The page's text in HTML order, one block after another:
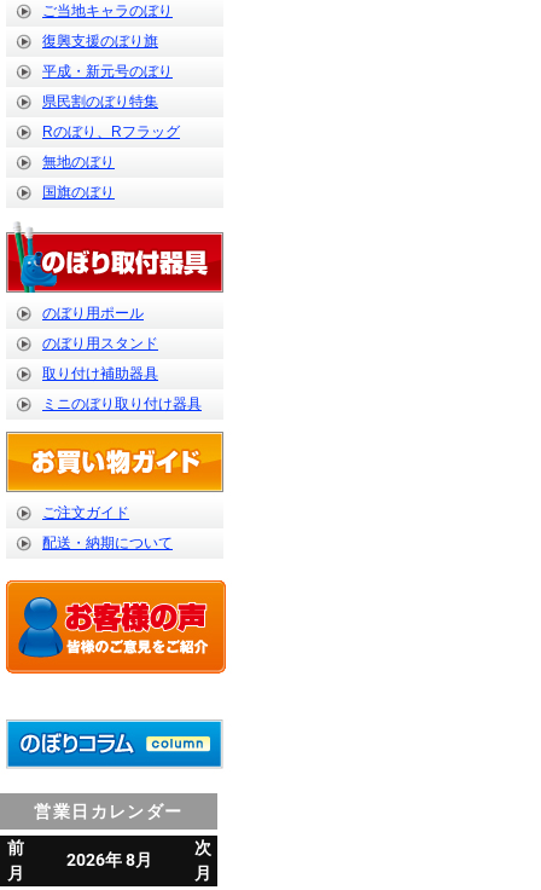
ご当地キャラのぼり
復興支援のぼり旗
平成・新元号のぼり
県民割のぼり特集
Rのぼり、Rフラッグ
無地のぼり
国旗のぼり
のぼり用ポール
のぼり用スタンド
取り付け補助器具
ミニのぼり取り付け器具
ご注文ガイド
配送・納期について
営業日カレンダー